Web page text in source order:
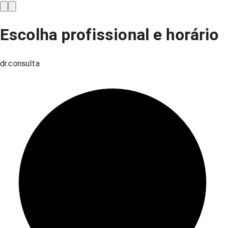
Escolha profissional e horário
dr.consulta